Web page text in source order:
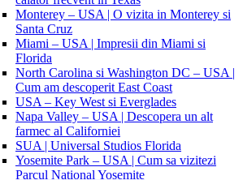
Monterey – USA | O vizita in Monterey si
Santa Cruz
Miami – USA | Impresii din Miami si
Florida
North Carolina si Washington DC – USA |
Cum am descoperit East Coast
USA – Key West si Everglades
Napa Valley – USA | Descopera un alt
farmec al Californiei
SUA | Universal Studios Florida
Yosemite Park – USA | Cum sa vizitezi
Parcul National Yosemite